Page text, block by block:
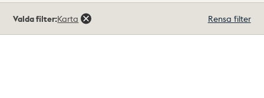
träffar
Valda filter:Karta Rensa filter